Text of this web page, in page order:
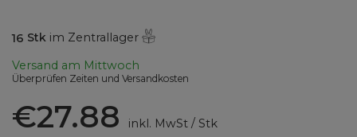
16 Stk im Zentrallager
Versand am Mittwoch
Überprüfen Zeiten und Versandkosten
€27.88 inkl. MwSt/ Stk